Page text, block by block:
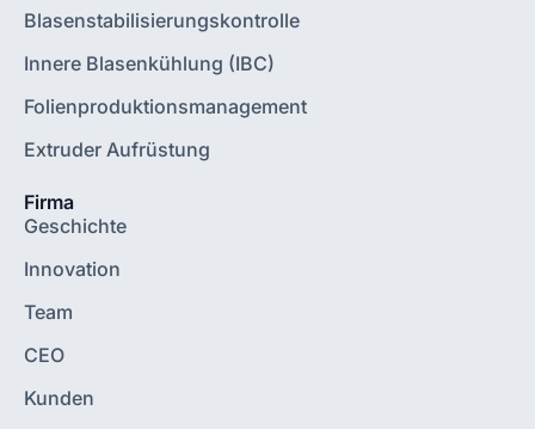
Blasenstabilisierungskontrolle
Innere Blasenkühlung (IBC)
Folienproduktionsmanagement
Extruder Aufrüstung
Firma
Geschichte
Innovation
Team
CEO
Kunden